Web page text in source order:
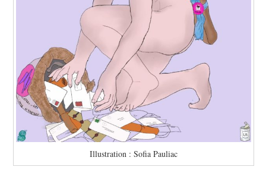
Illustration : Sofia Pauliac